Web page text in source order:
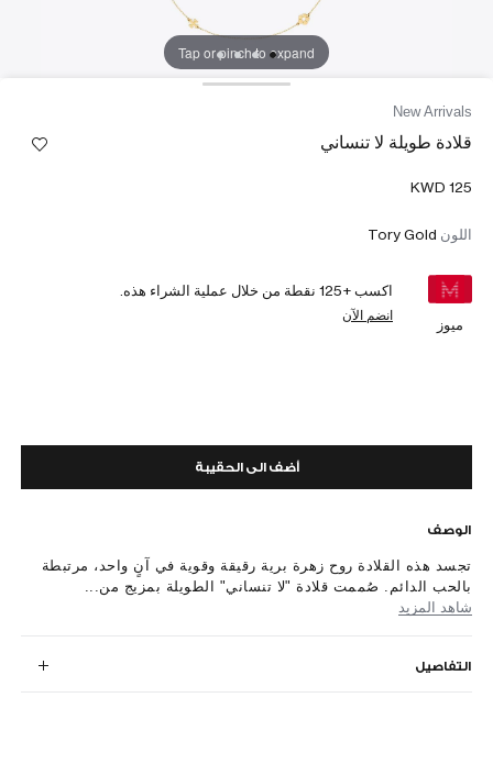
Tap or pinch to expand
New Arrivals
قلادة طويلة لا تنساني
اللون Tory Gold
ميوز
اكسب +125 نقطة من خلال عملية الشراء هذه.
انضم الآن
أضف الى الحقيبة
الوصف
تجسد هذه القلادة روح زهرة برية رقيقة وقوية في آنٍ واحد، مرتبطة
بالحب الدائم. صُممت قلادة "لا تنساني" الطويلة بمزيج من...
شاهد المزيد
التفاصيل